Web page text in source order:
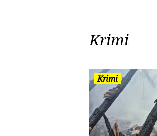
Krimi
Krimi